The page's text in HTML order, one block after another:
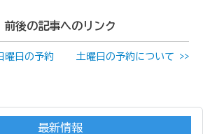
前後の記事へのリンク
曜日の予約
土曜日の予約について >>
最新情報